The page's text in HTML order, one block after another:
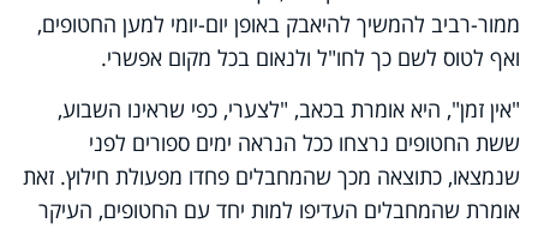
ממור-רביב להמשיך להיאבק באופן יום-יומי למען החטופים,
ואף לטוס לשם כך לחו"ל ולנאום בכל מקום אפשרי.
"אין זמן", היא אומרת בכאב, "לצערי, כפי שראינו השבוע,
ששת החטופים נרצחו ככל הנראה ימים ספורים לפני
שנמצאו, כתוצאה מכך שהמחבלים פחדו מפעולת חילוץ. זאת
אומרת שהמחבלים העדיפו למות יחד עם החטופים, העיקר